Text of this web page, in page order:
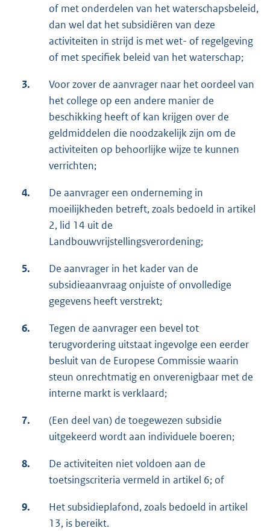
of met onderdelen van het waterschapsbeleid,
dan wel dat het subsidiëren van deze
activiteiten in strijd is met wet- of regelgeving
of met specifiek beleid van het waterschap;
3.
Voor zover de aanvrager naar het oordeel van
het college op een andere manier de
beschikking heeft of kan krijgen over de
geldmiddelen die noodzakelijk zijn om de
activiteiten op behoorlijke wijze te kunnen
verrichten;
4.
De aanvrager een onderneming in
moeilijkheden betreft, zoals bedoeld in artikel
2, lid 14 uit de
Landbouwvrijstellingsverordening;
5.
De aanvrager in het kader van de
subsidieaanvraag onjuiste of onvolledige
gegevens heeft verstrekt;
6.
Tegen de aanvrager een bevel tot
terugvordering uitstaat ingevolge een eerder
besluit van de Europese Commissie waarin
steun onrechtmatig en onverenigbaar met de
interne markt is verklaard;
7.
(Een deel van) de toegewezen subsidie
uitgekeerd wordt aan individuele boeren;
8.
De activiteiten niet voldoen aan de
toetsingscriteria vermeld in artikel 6; of
9.
Het subsidieplafond, zoals bedoeld in artikel
13, is bereikt.